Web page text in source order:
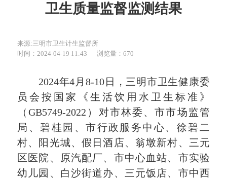
卫生质量监督监测结果
来源:三明市卫生计生监督所
时间：2024-04-19 11:43
浏览量：670
2024年4月8-10日，三明市卫生健康委
员会按国家《生活饮用水卫生标准》
（GB5749-2022 ） 对市林委、市市场监管
局、碧桂园、市行政服务中心、徐碧二
村、阳光城、假日酒店、翁墩新村、 三元
区 医院、原汽配厂、 市中心血站、市实验
幼儿园、 白沙街道办、三元饭店、 市中西